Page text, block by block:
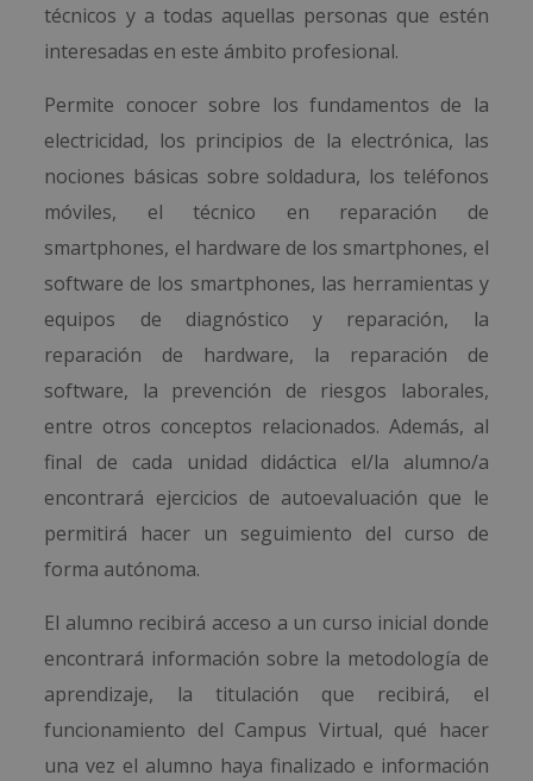
técnicos y a todas aquellas personas que estén
interesadas en este ámbito profesional.
Permite conocer sobre los fundamentos de la
electricidad, los principios de la electrónica, las
nociones básicas sobre soldadura, los teléfonos
móviles, el técnico en reparación de
smartphones, el hardware de los smartphones, el
software de los smartphones, las herramientas y
equipos de diagnóstico y reparación, la
reparación de hardware, la reparación de
software, la prevención de riesgos laborales,
entre otros conceptos relacionados. Además, al
final de cada unidad didáctica el/la alumno/a
encontrará ejercicios de autoevaluación que le
permitirá hacer un seguimiento del curso de
forma autónoma.
El alumno recibirá acceso a un curso inicial donde
encontrará información sobre la metodología de
aprendizaje, la titulación que recibirá, el
funcionamiento del Campus Virtual, qué hacer
una vez el alumno haya finalizado e información